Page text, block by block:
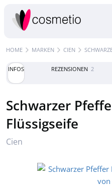
HOME MARKEN CIEN
INFOS REZENSIONEN 2
Schwarzer
Flüssigseife
Cien